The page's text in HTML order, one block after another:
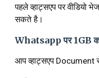
पहले व्हाट्सएप पर
सकते है।
Whatsapp पर 1GB
आप व्हाट्सएप Document